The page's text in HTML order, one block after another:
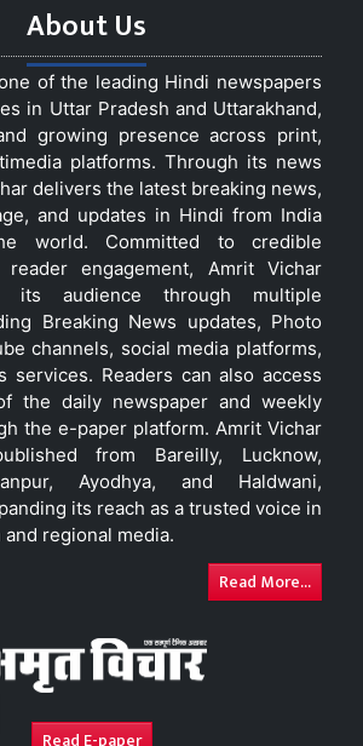
About Us
of the leading Hindi newspapers
in Uttar Pradesh and Uttarakhand,
growing presence across print,
platforms. Through its news
delivers the latest breaking news,
and updates in Hindi from India
world. Committed to credible
reader engagement, Amrit Vichar
its audience through multiple
Breaking News updates, Photo
channels, social media platforms,
services. Readers can also access
the daily newspaper and weekly
the e-paper platform. Amrit Vichar
from Bareilly, Lucknow,
Ayodhya, and Haldwani,
its reach as a trusted voice in
regional media.
Read More...
Read E-paper